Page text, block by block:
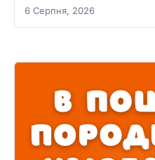
6 Серпня, 2026